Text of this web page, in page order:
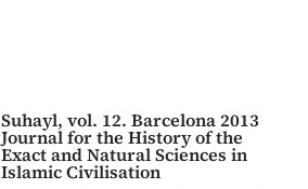
Suhayl, vol. 12. Barcelona 2013
Journal for the History of the
Exact and Natural Sciences in
Islamic Civilisation